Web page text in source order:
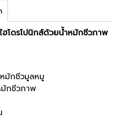
โดรโปนิกส์ด้วยน้ำหมักชีวภาพ
มักชีวมูลหมู
มักชีวภาพ